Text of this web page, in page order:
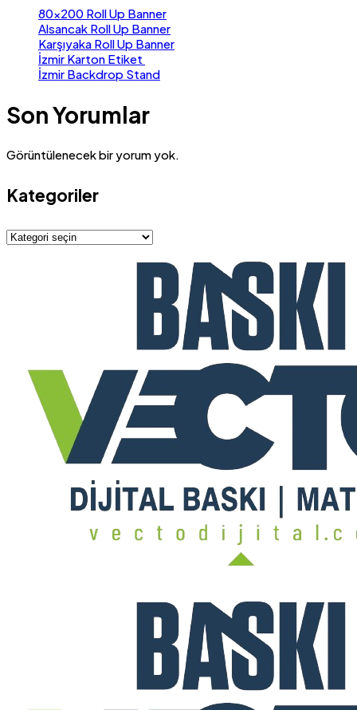
80×200 Roll Up Banner
Alsancak Roll Up Banner
Karşıyaka Roll Up Banner
İzmir Karton Etiket
İzmir Backdrop Stand
Son Yorumlar
Görüntülenecek bir yorum yok.
Kategoriler
Kategoriler